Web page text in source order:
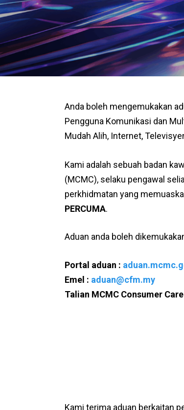
Anda boleh mengemukakan
Pengguna Komunikasi dan
Mudah Alih, Internet,
Kami adalah sebuah badan
(MCMC), selaku pengawal
perkhidmatan yang
PERCUMA.
Aduan anda boleh
Portal aduan :
Emel : aduan@cfm.my
Talian MCMC Consumer
Kami terima aduan berkaitan